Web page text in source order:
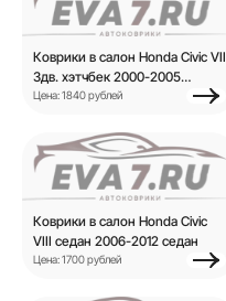
Коврики в салон Honda Civic VII
3дв. хэтчбек 2000-2005
хэтчбек
Цена: 1840 рублей
Коврики в салон Honda Civic
VIII седан 2006-2012 седан
Цена: 1700 рублей